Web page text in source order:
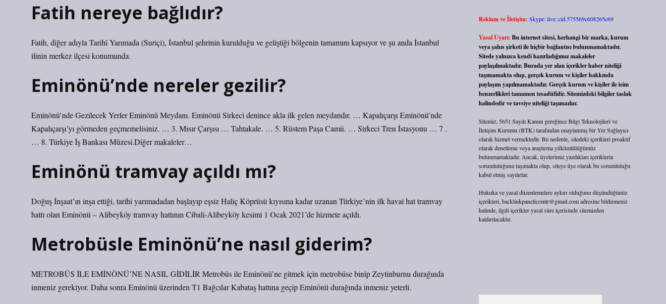
Fatih nereye bağlıdır?
Fatih, diğer adıyla Tarihî Yarımada (Suriçi), İstanbul şehrinin kurulduğu ve geliştiği bölgenin tamamını kapsıyor ve şu anda İstanbul
ilinin merkez ilçesi konumunda.
Eminönü’nde nereler gezilir?
Eminönü’nde Gezilecek Yerler Eminönü Meydanı. Eminönü Sirkeci denince akla ilk gelen meydandır. … Kapalıçarşı Eminönü’nde
Kapalıçarşı’yı görmeden geçmemelisiniz. … 3. Mısır Çarşısı … Tahtakale. … 5. Rüstem Paşa Camii. … Sirkeci Tren İstasyonu … 7 .
… 8. Türkiye İş Bankası Müzesi.Diğer makaleler…
Eminönü tramvay açıldı mı?
Doğuş İnşaat’ın inşa ettiği, tarihi yarımadadan başlayıp eşsiz Haliç Köprüsü kıyısına kadar uzanan Türkiye’nin ilk havai hat tramvay
hattı olan Eminönü – Alibeyköy tramvay hattının Cibali-Alibeyköy kesimi 1 Ocak 2021’de hizmete açıldı.
Metrobüsle Eminönü’ne nasıl giderim?
METROBÜS İLE EMİNÖNÜ’NE NASIL GİDİLİR Metrobüs ile Eminönü’ne gitmek için metrobüse binip Zeytinburnu durağında
inmeniz gerekiyor. Daha sonra Eminönü üzerinden T1 Bağcılar Kabataş hattına geçip Eminönü durağında inmeniz yeterli.
Reklam ve İletişim: Skype: live:.cid.575569c608265c69
Yasal Uyarı: Bu internet sitesi, herhangi bir marka, kurum
veya şahıs şirketi ile hiçbir bağlantısı bulunmamaktadır.
Sitede yalnızca kendi hazırladığımız makaleler
paylaşılmaktadır. Burada yer alan içerikler haber niteliği
taşımamakta olup, gerçek kurum ve kişiler hakkında
paylaşım yapılmamaktadır. Gerçek kurum ve kişiler ile isim
benzerlikleri tamamen tesadüfidir. Sitemizdeki bilgiler taslak
halindedir ve tavsiye niteliği taşımazlar.
Sitemiz, 5651 Sayılı Kanun gereğince Bilgi Teknolojileri ve
İletişim Kurumu (BTK) tarafından onaylanmış bir Yer Sağlayıcı
olarak hizmet vermektedir. Bu nedenle, sitedeki içerikleri proaktif
olarak denetleme veya araştırma yükümlülüğümüz
bulunmamaktadır. Ancak, üyelerimiz yazdıkları içeriklerin
sorumluluğunu taşımakta olup, siteye üye olarak bu sorumluluğu
kabul etmiş sayılırlar.
Hukuka ve yasal düzenlemelere aykırı olduğunu düşündüğünüz
içerikleri, backlinkpanelicomtr@gmail.comadresine bildirmeniz
halinde, ilgili içerikler yasal süre içerisinde sitemizden
kaldırılacaktır.